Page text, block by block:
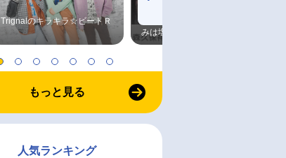
Trignalのキラキラ☆ビートＲ
みは塩だけ
もっと見る
人気ランキング